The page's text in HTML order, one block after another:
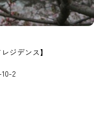
ジデンス】
2